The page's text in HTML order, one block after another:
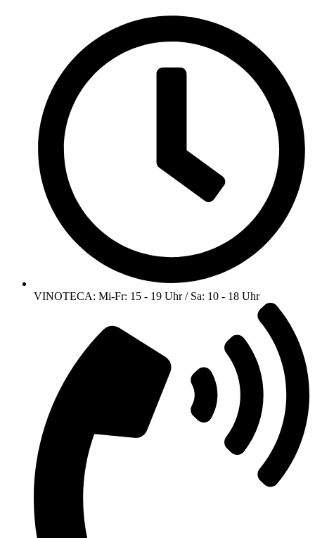
VINOTECA: Mi-Fr: 15 - 19 Uhr / Sa: 10 - 18 Uhr